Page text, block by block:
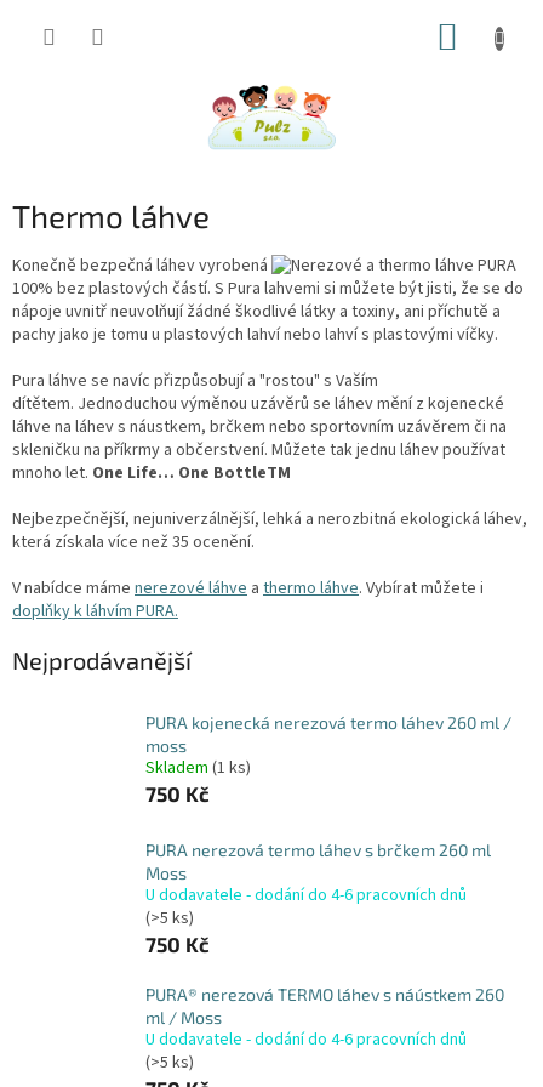
Thermo láhve
Konečně bezpečná láhev vyrobená
100% bez plastových částí. S Pura lahvemi si můžete být jisti, že se do
nápoje uvnitř neuvolňují žádné škodlivé látky a toxiny, ani příchutě a
pachy jako je tomu u plastových lahví nebo lahví s plastovými víčky.
Pura láhve se navíc přizpůsobují a "rostou" s Vaším
dítětem. Jednoduchou výměnou uzávěrů se láhev mění z kojenecké
láhve na láhev s náustkem, brčkem nebo sportovním uzávěrem či na
skleničku na příkrmy a občerstvení. Můžete tak jednu láhev používat
mnoho let. One Life… One BottleTM
Nejbezpečnější, nejuniverzálnější, lehká a nerozbitná ekologická láhev,
která získala více než 35 ocenění.
V nabídce máme nerezové láhve a thermo láhve. Vybírat můžete i
doplňky k láhvím PURA.
Nejprodávanější
PURA kojenecká nerezová termo láhev 260 ml /
moss
Skladem (1 ks)
750 Kč
PURA nerezová termo láhev s brčkem 260 ml
Moss
U dodavatele - dodání do 4-6 pracovních dnů
(>5 ks)
750 Kč
PURA® nerezová TERMO láhev s náústkem 260
ml / Moss
U dodavatele - dodání do 4-6 pracovních dnů
(>5 ks)